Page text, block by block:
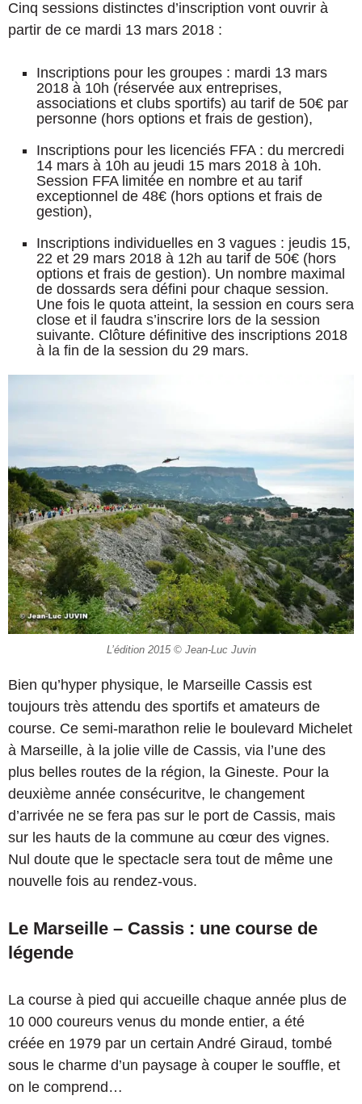
Cinq sessions distinctes d’inscription vont ouvrir à
partir de ce mardi 13 mars 2018 :
Inscriptions pour les groupes : mardi 13 mars
2018 à 10h (réservée aux entreprises,
associations et clubs sportifs) au tarif de 50€ par
personne (hors options et frais de gestion),
Inscriptions pour les licenciés FFA : du mercredi
14 mars à 10h au jeudi 15 mars 2018 à 10h.
Session FFA limitée en nombre et au tarif
exceptionnel de 48€ (hors options et frais de
gestion),
Inscriptions individuelles en 3 vagues : jeudis 15,
22 et 29 mars 2018 à 12h au tarif de 50€ (hors
options et frais de gestion). Un nombre maximal
de dossards sera défini pour chaque session.
Une fois le quota atteint, la session en cours sera
close et il faudra s’inscrire lors de la session
suivante. Clôture définitive des inscriptions 2018
à la fin de la session du 29 mars.
L’édition 2015 © Jean-Luc Juvin
Bien qu’hyper physique, le Marseille Cassis est
toujours très attendu des sportifs et amateurs de
course. Ce semi-marathon relie le boulevard Michelet
à Marseille, à la jolie ville de Cassis, via l’une des
plus belles routes de la région, la Gineste. Pour la
deuxième année consécuritve, le changement
d’arrivée ne se fera pas sur le port de Cassis, mais
sur les hauts de la commune au cœur des vignes.
Nul doute que le spectacle sera tout de même une
nouvelle fois au rendez-vous.
Le Marseille – Cassis : une course de
légende
La course à pied qui accueille chaque année plus de
10 000 coureurs venus du monde entier, a été
créée en 1979 par un certain André Giraud, tombé
sous le charme d’un paysage à couper le souffle, et
on le comprend…